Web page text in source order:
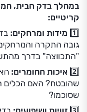
במהלך בדק הבית,
קריטיים:
1️⃣ מידות ומרחקים:
גובה התקרה
"התכווצה" בדרך
2️⃣ איכות החומרים:
שהובטח? האם הכלים
שסוכמו?